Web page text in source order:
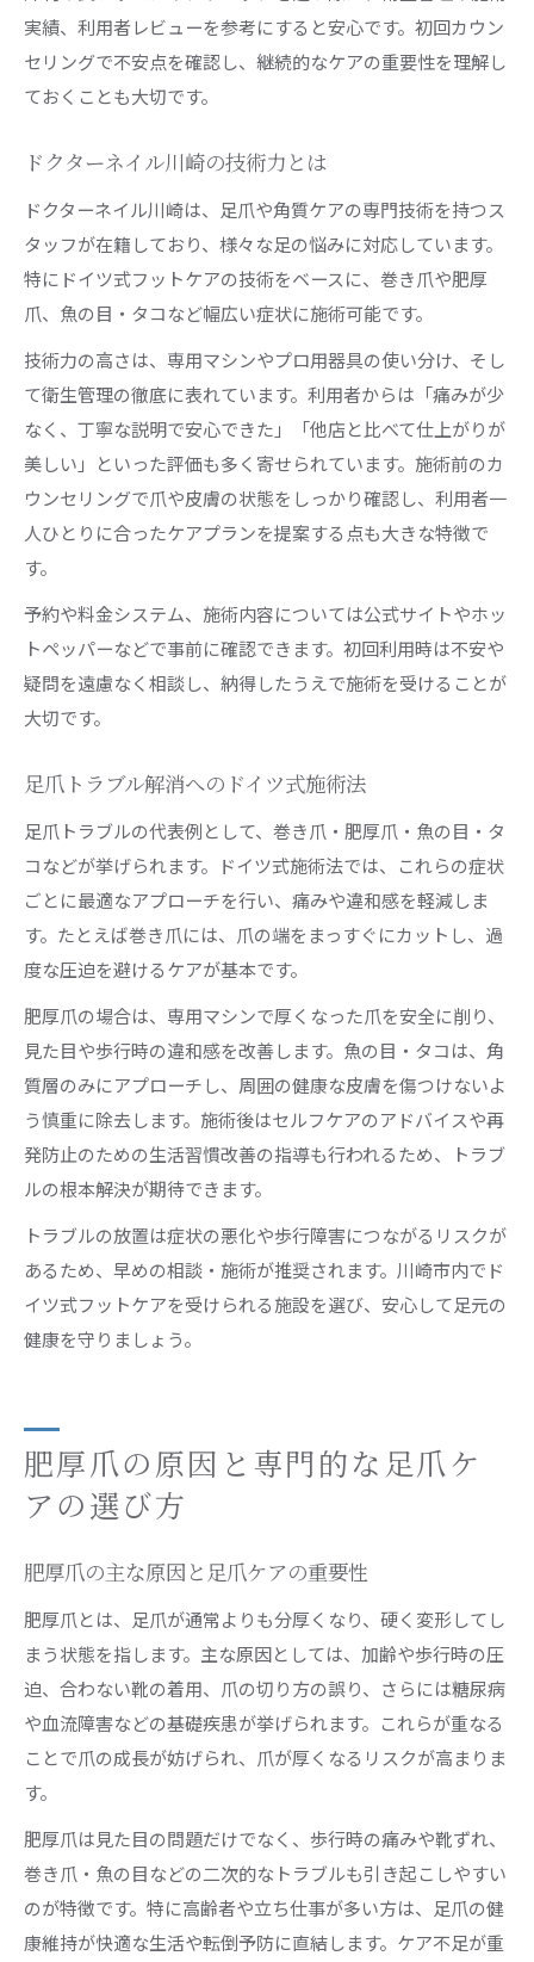
実績、利用者レビューを参考にすると安心です。初回カウン
セリングで不安点を確認し、継続的なケアの重要性を理解し
ておくことも大切です。
ドクターネイル川崎の技術力とは
ドクターネイル川崎は、足爪や角質ケアの専門技術を持つス
タッフが在籍しており、様々な足の悩みに対応しています。
特にドイツ式フットケアの技術をベースに、巻き爪や肥厚
爪、魚の目・タコなど幅広い症状に施術可能です。
技術力の高さは、専用マシンやプロ用器具の使い分け、そし
て衛生管理の徹底に表れています。利用者からは「痛みが少
なく、丁寧な説明で安心できた」「他店と比べて仕上がりが
美しい」といった評価も多く寄せられています。施術前のカ
ウンセリングで爪や皮膚の状態をしっかり確認し、利用者一
人ひとりに合ったケアプランを提案する点も大きな特徴で
す。
予約や料金システム、施術内容については公式サイトやホッ
トペッパーなどで事前に確認できます。初回利用時は不安や
疑問を遠慮なく相談し、納得したうえで施術を受けることが
大切です。
足爪トラブル解消へのドイツ式施術法
足爪トラブルの代表例として、巻き爪・肥厚爪・魚の目・タ
コなどが挙げられます。ドイツ式施術法では、これらの症状
ごとに最適なアプローチを行い、痛みや違和感を軽減しま
す。たとえば巻き爪には、爪の端をまっすぐにカットし、過
度な圧迫を避けるケアが基本です。
肥厚爪の場合は、専用マシンで厚くなった爪を安全に削り、
見た目や歩行時の違和感を改善します。魚の目・タコは、角
質層のみにアプローチし、周囲の健康な皮膚を傷つけないよ
う慎重に除去します。施術後はセルフケアのアドバイスや再
発防止のための生活習慣改善の指導も行われるため、トラブ
ルの根本解決が期待できます。
トラブルの放置は症状の悪化や歩行障害につながるリスクが
あるため、早めの相談・施術が推奨されます。川崎市内でド
イツ式フットケアを受けられる施設を選び、安心して足元の
健康を守りましょう。
肥厚爪の原因と専門的な足爪ケ
アの選び方
肥厚爪の主な原因と足爪ケアの重要性
肥厚爪とは、足爪が通常よりも分厚くなり、硬く変形してし
まう状態を指します。主な原因としては、加齢や歩行時の圧
迫、合わない靴の着用、爪の切り方の誤り、さらには糖尿病
や血流障害などの基礎疾患が挙げられます。これらが重なる
ことで爪の成長が妨げられ、爪が厚くなるリスクが高まりま
す。
肥厚爪は見た目の問題だけでなく、歩行時の痛みや靴ずれ、
巻き爪・魚の目などの二次的なトラブルも引き起こしやすい
のが特徴です。特に高齢者や立ち仕事が多い方は、足爪の健
康維持が快適な生活や転倒予防に直結します。ケア不足が重